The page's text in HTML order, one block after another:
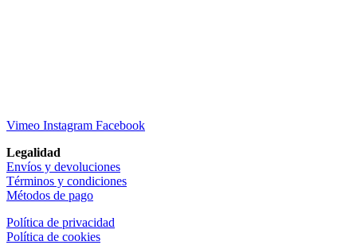
Vimeo Instagram Facebook
Legalidad
Envíos y devoluciones
Términos y condiciones
Métodos de pago
Política de privacidad
Política de cookies